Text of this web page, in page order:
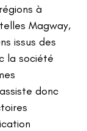
à
Magway,
issus des
la société
donc